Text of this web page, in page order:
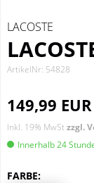
LACOSTE
ArtikelNr: 54828
149,99 EUR
Inkl. 19% MwStzzgl.
Innerhalb 24
FARBE: